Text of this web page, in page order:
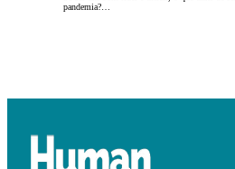
pandemia?…